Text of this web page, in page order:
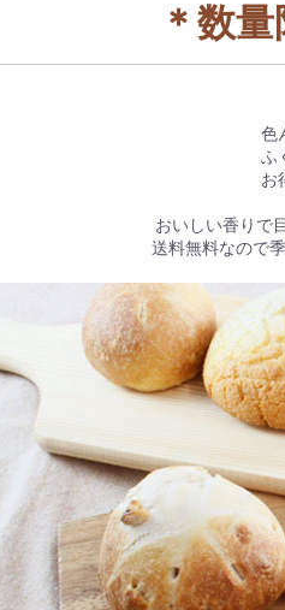
＊数
色
ふ
おいしい香
送料無料なので